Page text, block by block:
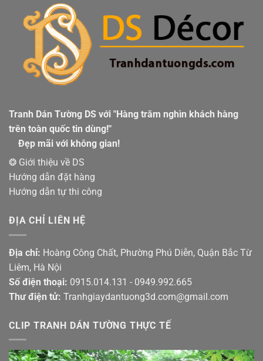
Tranh Dán Tường DS với "Hàng trăm nghìn khách hàng
trên toàn quốc tin dùng!"
Đẹp mãi với không gian!
❂ Giới thiệu về DS
Hướng dẫn đặt hàng
Hướng dẫn tự thi công
ĐỊA CHỈ LIÊN HỆ
Địa chỉ: Hoàng Công Chất, Phường Phú Diễn, Quận Bắc Từ
Liêm, Hà Nội
Số điện thoại: 0915.014.131 - 0949.992.665
Thư điện tử: Tranhgiaydantuong3d.com@gmail.com
CLIP TRANH DÁN TƯỜNG THỰC TẾ